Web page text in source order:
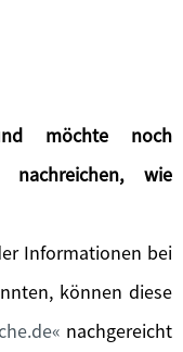
möchte noch
nachreichen, wie
Informationen bei
können diese
nachgereicht